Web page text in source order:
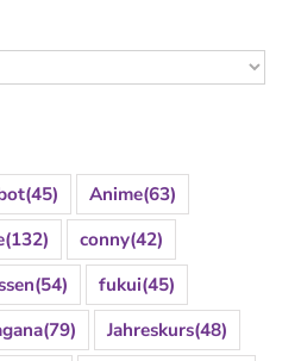
(45) Anime(63)
(132) conny(42)
(54) fukui(45)
(79) Jahreskurs(48)